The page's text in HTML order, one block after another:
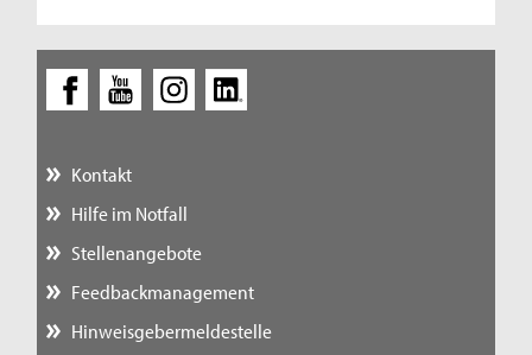
Kontakt
Hilfe im Notfall
Stellenangebote
Feedbackmanagement
Hinweisgebermeldestelle